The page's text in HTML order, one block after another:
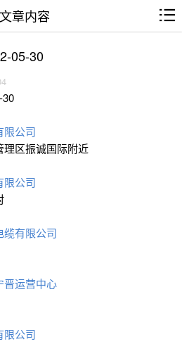
文章内容
05-30
30
限公司
区振诚国际附近
限公司
缆有限公司
晋运营中心
限公司